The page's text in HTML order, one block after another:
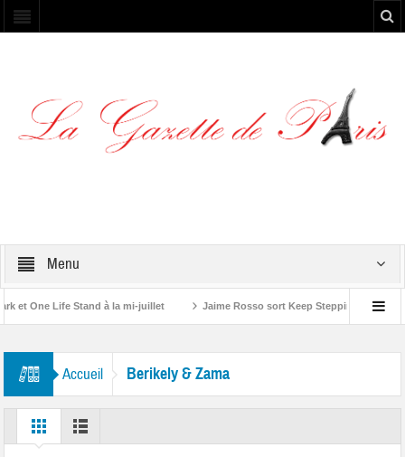
Menu
et One Life Stand à la mi-juillet Jaime Rosso sort Keep Stepping, son
Accueil Berikely & Zama